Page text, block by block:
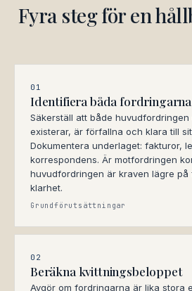
Fyra steg för en
01
Identifiera båda fordringarna
Säkerställ att både
existerar, är förfallna och klara till
Dokumentera underlaget: fakturor,
korrespondens. Är motfordringen
huvudfordringen är kraven lägre
klarhet.
Grundförutsättningar
02
Beräkna kvittningsbeloppet
Avgör om fordringarna är lika stora